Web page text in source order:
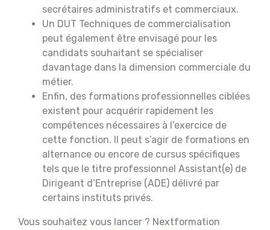
secrétaires administratifs et commerciaux.
Un DUT Techniques de commercialisation
peut également être envisagé pour les
candidats souhaitant se spécialiser
davantage dans la dimension commerciale du
métier.
Enfin, des formations professionnelles ciblées
existent pour acquérir rapidement les
compétences nécessaires à l’exercice de
cette fonction. Il peut s’agir de formations en
alternance ou encore de cursus spécifiques
tels que le titre professionnel Assistant(e) de
Dirigeant d’Entreprise (ADE) délivré par
certains instituts privés.
Vous souhaitez vous lancer ? Nextformation